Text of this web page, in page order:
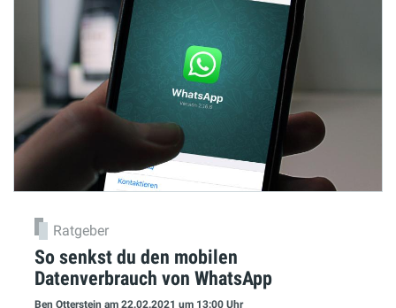
Ratgeber
So senkst du den mobilen
Datenverbrauch von WhatsApp
Ben Otterstein am 22.02.2021 um 13:00 Uhr